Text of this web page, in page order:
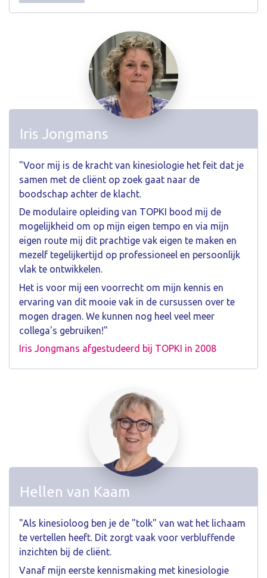
Iris Jongmans
"Voor mij is de kracht van kinesiologie het feit dat je
samen met de cliënt op zoek gaat naar de
boodschap achter de klacht.
De modulaire opleiding van TOPKI bood mij de
mogelijkheid om op mijn eigen tempo en via mijn
eigen route mij dit prachtige vak eigen te maken en
mezelf tegelijkertijd op professioneel en persoonlijk
vlak te ontwikkelen.
Het is voor mij een voorrecht om mijn kennis en
ervaring van dit mooie vak in de cursussen over te
mogen dragen. We kunnen nog heel veel meer
collega's gebruiken!"
Iris Jongmans afgestudeerd bij TOPKI in 2008
Hellen van Kaam
"Als kinesioloog ben je de "tolk" van wat het lichaam
te vertellen heeft. Dit zorgt vaak voor verbluffende
inzichten bij de cliënt.
Vanaf mijn eerste kennismaking met kinesiologie